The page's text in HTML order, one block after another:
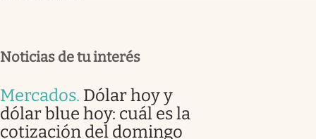
Noticias de tu interés
Mercados. Dólar hoy y
dólar blue hoy: cuál es la
cotización del domingo